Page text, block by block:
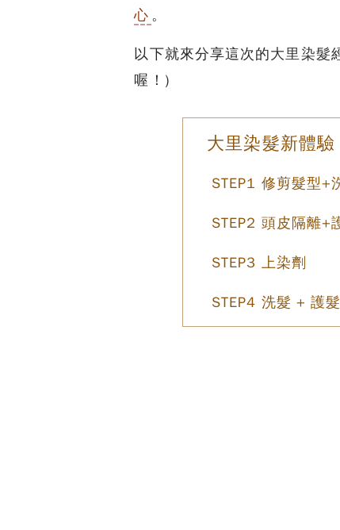
心 。
以下就來分享這次的大里染髮
喔！)
大里染髮新體驗
STEP1 修剪髮型+
STEP2 頭皮隔離+
STEP3 上染劑
STEP4 洗髮 + 護